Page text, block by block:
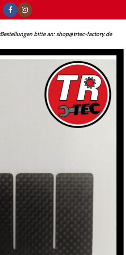
Bestellungen bitte an: shop@trtec-factory.de